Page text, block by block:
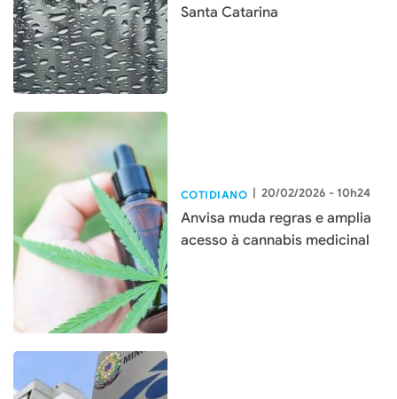
Santa Catarina
COTIDIANO 20/02/2026 - 10h24
Anvisa muda regras e amplia
acesso à cannabis medicinal